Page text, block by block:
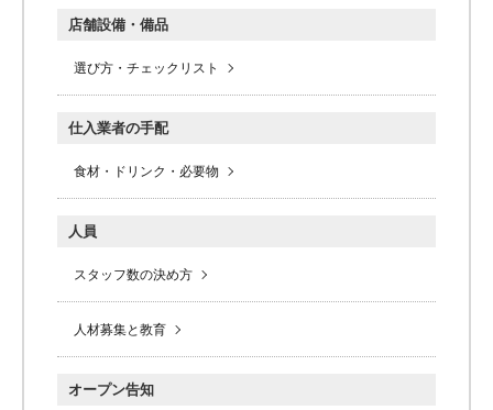
店舗設備・備品
選び方・チェックリスト
仕入業者の手配
食材・ドリンク・必要物
人員
スタッフ数の決め方
人材募集と教育
オープン告知